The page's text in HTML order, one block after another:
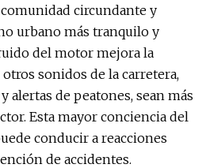
circundante y
urbano más tranquilo y
del motor mejora la
sonidos de la carretera,
alertas de peatones, sean más
Esta mayor conciencia del
conducir a reacciones
de accidentes.